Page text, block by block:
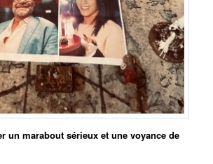
un marabout sérieux et une voyance de